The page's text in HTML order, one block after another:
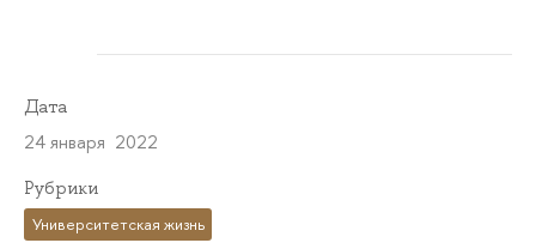
Дата
24 января 2022
Рубрики
Университетская жизнь